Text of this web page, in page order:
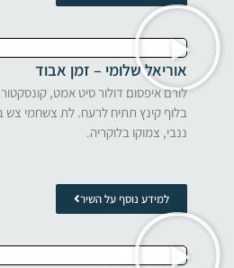
אוריאל שלומי – זמן אבוד
לורם איפסום דולור סיט אמט,
בלוף קינץ תתיח לרעח. לת צשחמי צש
ננבי, צמוקו בלוקריה.
למידע נוסף על השיר